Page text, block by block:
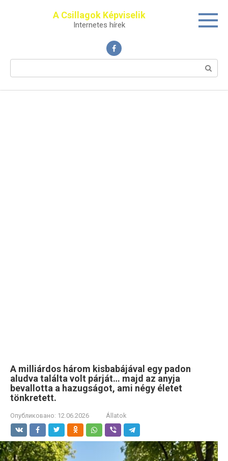
A Csillagok Képviselik
Internetes hírek
Поиск:
A milliárdos három kisbabájával egy padon
aludva találta volt párját… majd az anyja
bevallotta a hazugságot, ami négy életet
tönkretett.
Опубликовано: 12.06.2026 Állatok